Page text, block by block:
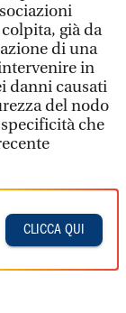
già da
di una
in
danni causati
del nodo
che
CLICCA QUI